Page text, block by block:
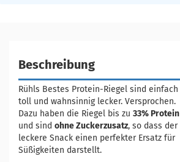
Beschreibung
Rühls Bestes Protein-Riegel sind einfach
toll und wahnsinnig lecker. Versprochen.
Dazu haben die Riegel bis zu 33% Protein
und sind ohne Zuckerzusatz, so dass der
leckere Snack einen perfekter Ersatz für
Süßigkeiten darstellt.